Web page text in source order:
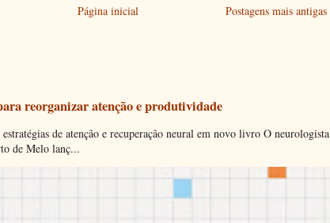
Postagens mais antigas
Página inicial
reorganizar atenção e produtividade
de atenção e recuperação neural em novo livro O neurologista
de Melo lanç...